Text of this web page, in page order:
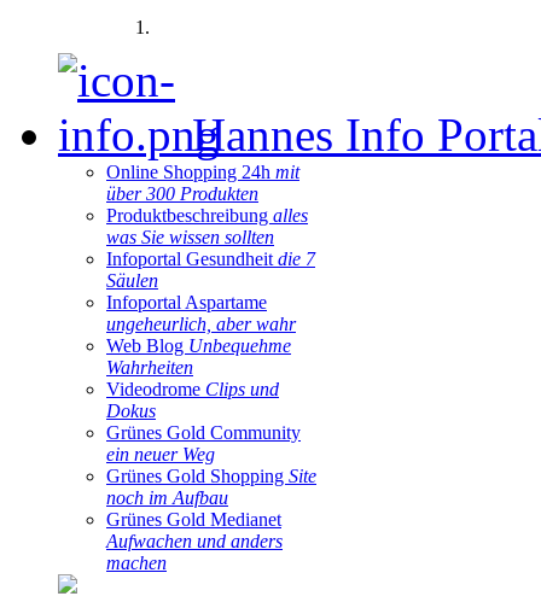
Hannes Info
Online Shopping 24h mit
über 300 Produkten
Produktbeschreibung alles
was Sie wissen sollten
Infoportal Gesundheit die 7
Säulen
Infoportal Aspartame
ungeheurlich, aber wahr
Web Blog Unbequehme
Wahrheiten
Videodrome Clips und
Dokus
Grünes Gold Community
ein neuer Weg
Grünes Gold Shopping Site
noch im Aufbau
Grünes Gold Medianet
Aufwachen und anders
machen